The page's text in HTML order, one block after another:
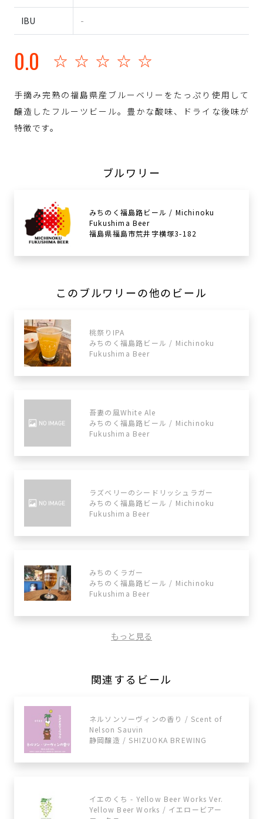
IBU -
0.0 ☆☆☆☆☆
手摘み完熟の福島県産ブルーベリーをたっぷり使用して
醸造したフルーツビール。豊かな酸味、ドライな後味が
特徴です。
ブルワリー
みちのく福島路ビール / Michinoku
Fukushima Beer
福島県福島市荒井字横塚3-182
このブルワリーの他のビール
桃祭りIPA
みちのく福島路ビール / Michinoku
Fukushima Beer
吾妻の風White Ale
みちのく福島路ビール / Michinoku
Fukushima Beer
ラズベリーのシードリッシュラガー
みちのく福島路ビール / Michinoku
Fukushima Beer
みちのくラガー
みちのく福島路ビール / Michinoku
Fukushima Beer
もっと見る
関連するビール
ネルソンソーヴィンの香り / Scent of
Nelson Sauvin
静岡醸造 / SHIZUOKA BREWING
イエのくち - Yellow Beer Works Ver.
Yellow Beer Works / イエロービアー